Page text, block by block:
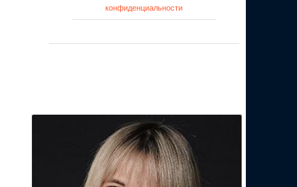
конфиденциальности